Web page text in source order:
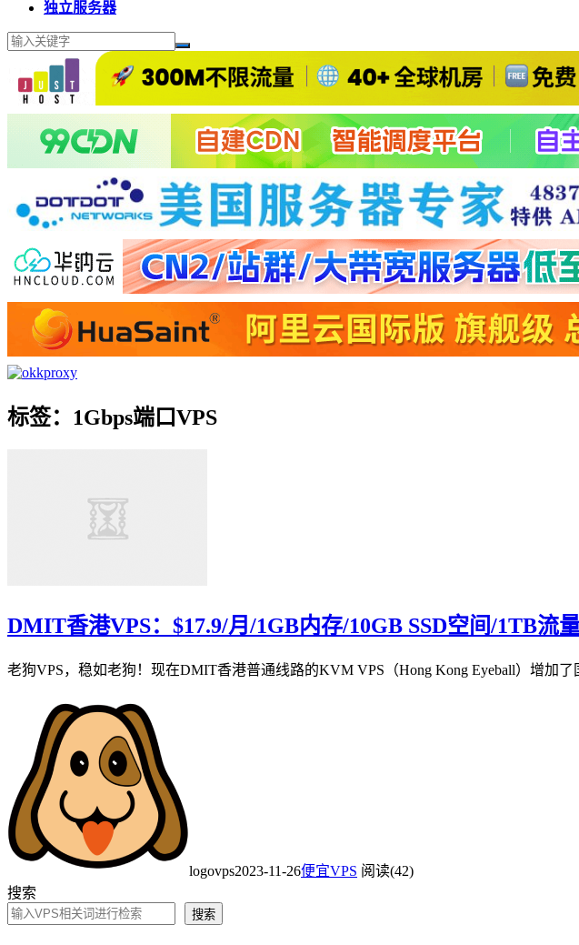
独立服务器
标签：1Gbps端口VPS
DMIT香港VPS：$17.9/月/1GB内存/10GB SSD空间/1TB流
老狗VPS，稳如老狗！现在DMIT香港普通线路的KVM VPS（Hong Kong Eyeball）增加了
logovps2023-11-26便宜VPS 阅读(42)
搜索
搜索